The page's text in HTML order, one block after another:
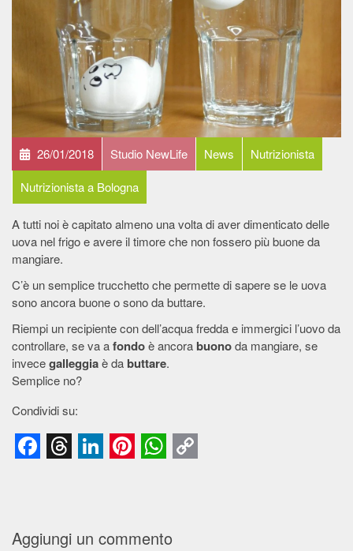
26/01/2018 Studio NewLife News
Nutrizionista
Nutrizionista a Bologna
A tutti noi è capitato almeno una volta di aver dimenticato delle
uova nel frigo e avere il timore che non fossero più buone da
mangiare.
C’è un semplice trucchetto che permette di sapere se le uova
sono ancora buone o sono da buttare.
Riempi un recipiente con dell’acqua fredda e immergici l’uovo da
controllare, se va afondoè ancora buonoda mangiare, se
invecegalleggiaè da buttare.
Semplice no?
Condividi su:
Aggiungi un commento